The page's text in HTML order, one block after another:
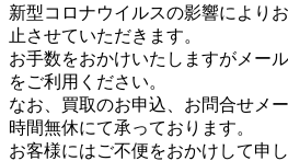
新型コロナウイルスの影響により
止させていただきます。
お手数をおかけいたしますがメー
をご利用ください。
なお、買取のお申込、お問合せメ
時間無休にて承っております。
お客様にはご不便をおかけして申